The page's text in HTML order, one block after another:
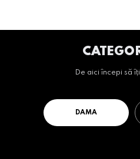
De aici începi să
DAMA